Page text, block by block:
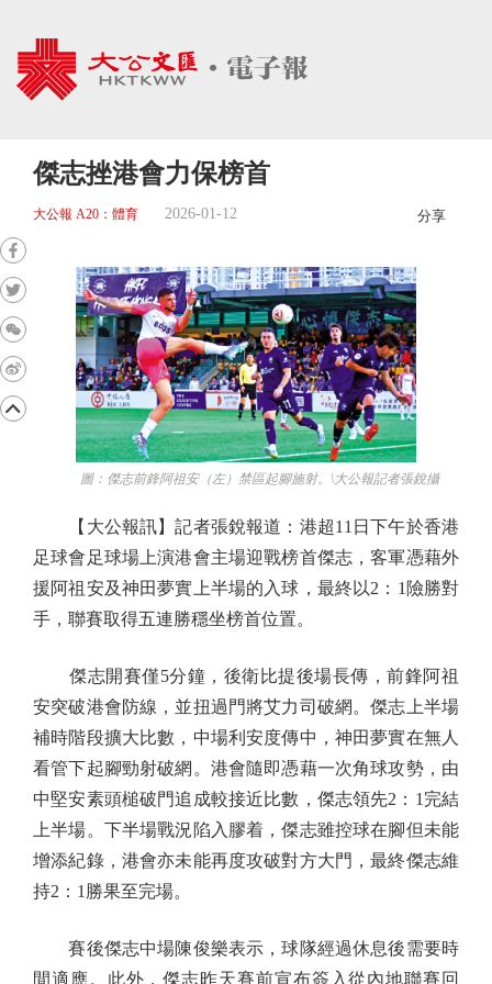
傑志挫港會力保榜首
大公報 A20：體育 2026-01-12 分享
圖：傑志前鋒阿祖安（左）禁區起腳施射。\大公報記者張銳攝
【大公報訊】記者張銳報道：港超11日下午於香港
足球會足球場上演港會主場迎戰榜首傑志，客軍憑藉外
援阿祖安及神田夢實上半場的入球，最終以2：1險勝對
手，聯賽取得五連勝穩坐榜首位置。
傑志開賽僅5分鐘，後衛比提後場長傳，前鋒阿祖
安突破港會防線，並扭過門將艾力司破網。傑志上半場
補時階段擴大比數，中場利安度傳中，神田夢實在無人
看管下起腳勁射破網。港會隨即憑藉一次角球攻勢，由
中堅安素頭槌破門追成較接近比數，傑志領先2：1完結
上半場。下半場戰況陷入膠着，傑志雖控球在腳但未能
增添紀錄，港會亦未能再度攻破對方大門，最終傑志維
持2：1勝果至完場。
賽後傑志中場陳俊樂表示，球隊經過休息後需要時
間適應。此外，傑志昨天賽前宣布簽入從內地聯賽回